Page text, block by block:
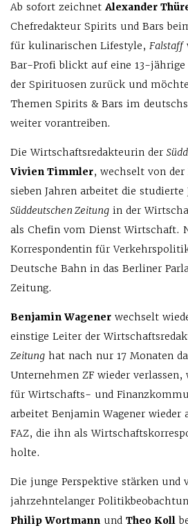
Ab sofort zeichnet Alexander
Chefredakteur Spirits und Bars
für kulinarischen Lifestyle, Falstaff
Bar-Profi blickt auf eine 13-jährige
der Spirituosen zurück und
Themen Spirits & Bars im
weiter vorantreiben.
Die Wirtschaftsredakteurin der
Vivien Timmler, wechselt von der
sieben Jahren arbeitet die
Süddeutschen Zeitung in der
als Chefin vom Dienst Wirtschaft.
Korrespondentin für
Deutsche Bahn in das Berliner
Zeitung.
Benjamin Wagener wechselt
einstige Leiter der
Zeitung hat nach nur 17 Monaten
Unternehmen ZF wieder verlassen,
für Wirtschafts- und
arbeitet Benjamin Wagener wieder
FAZ, die ihn als
holte.
Die junge Perspektive stärken und
jahrzehntelanger
Philip Wortmann und Theo Koll